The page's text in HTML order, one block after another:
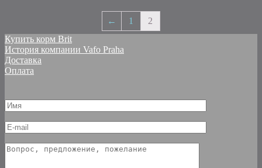
← 1
2
Купить корм Brit
История компании Vafo Praha
Доставка
Оплата